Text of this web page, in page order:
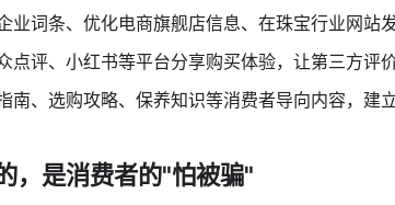
业词条、优化电商旗舰店信息、在珠宝行业网站
点评、小红书等平台分享购买体验，让第三方评
南、选购攻略、保养知识等消费者导向内容，建
，是消费者的"怕被骗"